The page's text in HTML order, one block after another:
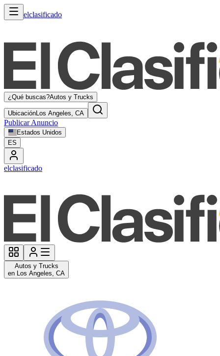
elclasificado
¿Qué buscas?Autos y Trucks
UbicaciónLos Angeles, CA
Publicar Anuncio
Estados Unidos
ES
elclasificado
Autos y Trucks
en Los Angeles, CA